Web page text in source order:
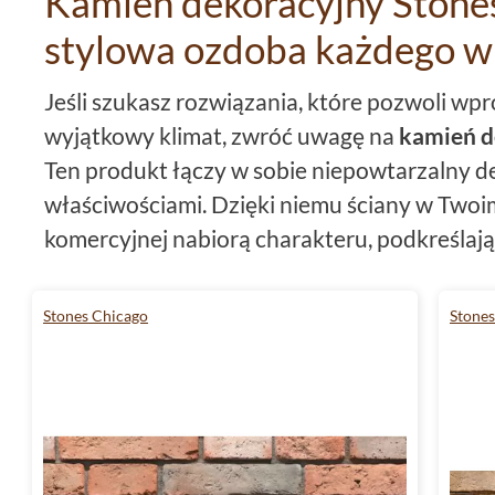
stylowa ozdoba każdego
Jeśli szukasz rozwiązania, które pozwoli
wyjątkowy klimat, zwróć uwagę na kamień
Ten produkt łączy w sobie niepowtarzalny
właściwościami. Dzięki niemu ściany w
komercyjnej nabiorą charakteru,
zarówno we wnętrzach, jak i na
Chicago
Stones Chicago